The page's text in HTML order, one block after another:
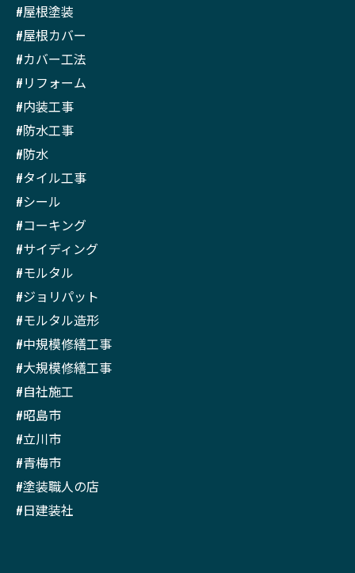
#屋根塗装
#屋根カバー
#カバー工法
#リフォーム
#内装工事
#防水工事
#防水
#タイル工事
#シール
#コーキング
#サイディング
#モルタル
#ジョリパット
#モルタル造形
#中規模修繕工事
#大規模修繕工事
#自社施工
#昭島市
#立川市
#青梅市
#塗装職人の店
#日建装社